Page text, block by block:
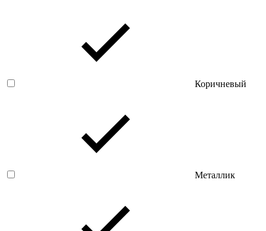
Коричневый
Металлик